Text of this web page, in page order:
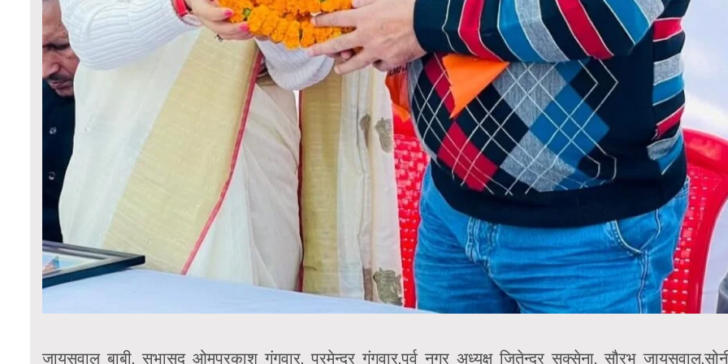
जायसवाल बाबी, सभासद ओमप्रकाश गंगवार, प्रमेन्द्र गंगवार,पूर्व नगर अध्यक्ष जितेन्द्र सक्सेना, सौरभ